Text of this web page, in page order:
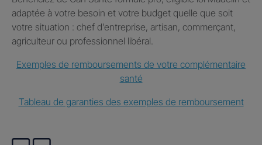
adaptée à votre besoin et votre budget quelle que soit
votre situation : chef d’entreprise, artisan, commerçant,
agriculteur ou professionnel libéral.
Exemples de remboursements de votre complémentaire
santé
Tableau de garanties des exemples de remboursement